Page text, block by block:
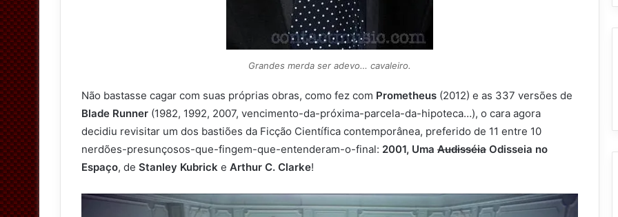
Grandes merda ser adevo… cavaleiro.
Não bastasse cagar com suas próprias obras, como fez com Prometheus (2012) e as 337 versões de
Blade Runner (1982, 1992, 2007, vencimento-da-próxima-parcela-da-hipoteca…), o cara agora
decidiu revisitar um dos bastiões da Ficção Científica contemporânea, preferido de 11 entre 10
nerdões-presunçosos-que-fingem-que-entenderam-o-final: 2001, Uma Audisséia Odisseia no
Espaço, de Stanley Kubrick e Arthur C. Clarke!